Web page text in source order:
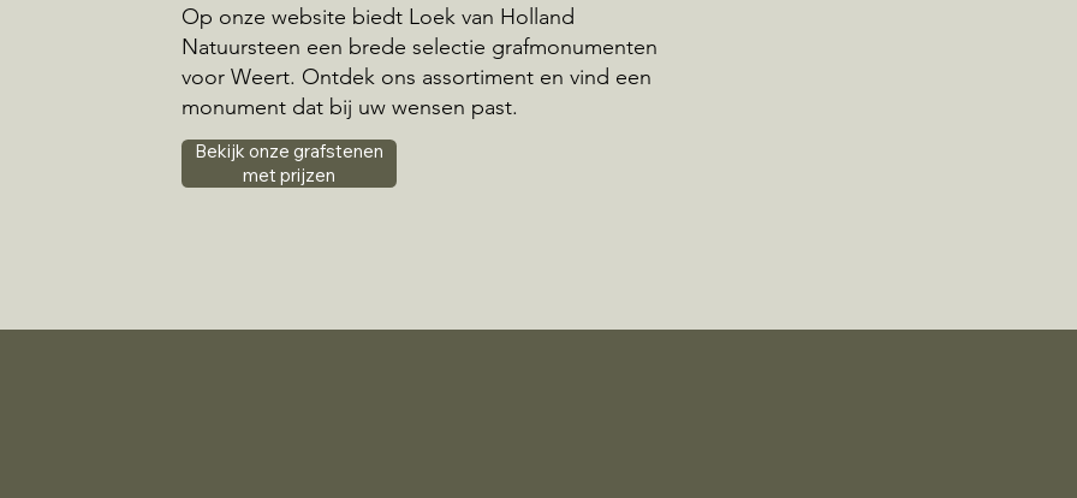
Op onze website biedt Loek van Holland
Natuursteen een brede selectie grafmonumenten
voor Weert. Ontdek ons assortiment en vind een
monument dat bij uw wensen past.
Bekijk onze grafstenen
met prijzen